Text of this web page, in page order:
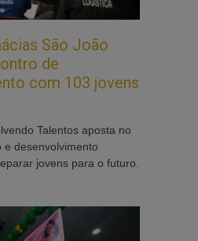
São João
de
com 103 jovens
Talentos aposta no
desenvolvimento
jovens para o futuro.